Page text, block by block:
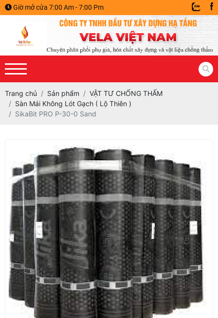
Giờ mở cửa 7:00 Am - 7:00 Pm
Trang chủ Sản phẩm
VẬT TƯ CHỐNG THẤM
Sàn Mái Không Lót Gạch ( Lộ Thiên )
SikaBit PRO P-30-0 Sand